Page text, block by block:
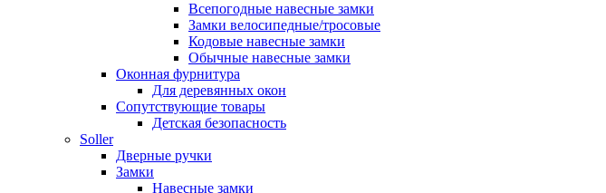
Всепогодные навесные замки
Замки велосипедные/тросовые
Кодовые навесные замки
Обычные навесные замки
Оконная фурнитура
Для деревянных окон
Сопутствующие товары
Детская безопасность
Soller
Дверные ручки
Замки
Навесные замки